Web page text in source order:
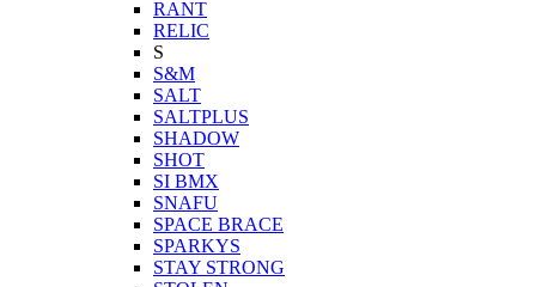
RANT
RELIC
S
S&M
SALT
SALTPLUS
SHADOW
SHOT
SI BMX
SNAFU
SPACE BRACE
SPARKYS
STAY STRONG